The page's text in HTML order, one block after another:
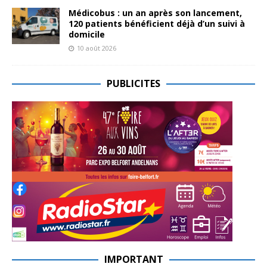
Médicobus : un an après son lancement,
120 patients bénéficient déjà d’un suivi à
domicile
10 août 2026
PUBLICITES
IMPORTANT